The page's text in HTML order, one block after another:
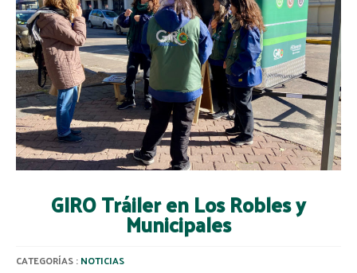
GIRO Tráiler en Los Robles y
Municipales
CATEGORÍAS :NOTICIAS